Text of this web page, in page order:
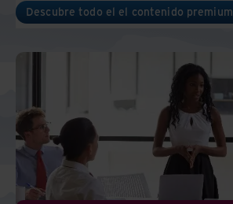
preferidos:
North America
Descubre todo el el contenido premium